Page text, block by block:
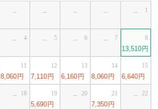
-- -- -- -- -- 1
-- 4 -- 5 -- 6 -- 7
13,510 円
8
8,060円
11
7,110円
12
6,160円
13
8,060円
14
6,640円
15
-- 18
5,690円
19 -- 20
7,350円
21 -- 22